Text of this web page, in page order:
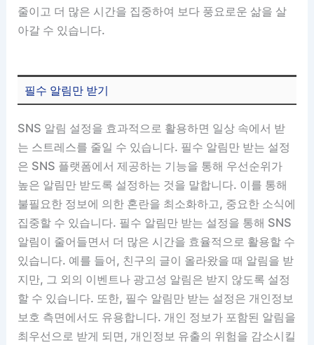
줄이고 더 많은 시간을 집중하여 보다 풍요로운 삶을 살
아갈 수 있습니다.
필수 알림만 받기
SNS 알림 설정을 효과적으로 활용하면 일상 속에서 받
는 스트레스를 줄일 수 있습니다. 필수 알림만 받는 설정
은 SNS 플랫폼에서 제공하는 기능을 통해 우선순위가
높은 알림만 받도록 설정하는 것을 말합니다. 이를 통해
불필요한 정보에 의한 혼란을 최소화하고, 중요한 소식에
집중할 수 있습니다. 필수 알림만 받는 설정을 통해 SNS
알림이 줄어들면서 더 많은 시간을 효율적으로 활용할 수
있습니다. 예를 들어, 친구의 글이 올라왔을 때 알림을 받
지만, 그 외의 이벤트나 광고성 알림은 받지 않도록 설정
할 수 있습니다. 또한, 필수 알림만 받는 설정은 개인정보
보호 측면에서도 유용합니다. 개인 정보가 포함된 알림을
최우선으로 받게 되면, 개인정보 유출의 위험을 감소시킬